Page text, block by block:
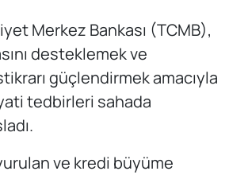
Merkez Bankası (TCMB),
desteklemek ve
güçlendirmek amacıyla
tedbirleri sahada
ve kredi büyüme